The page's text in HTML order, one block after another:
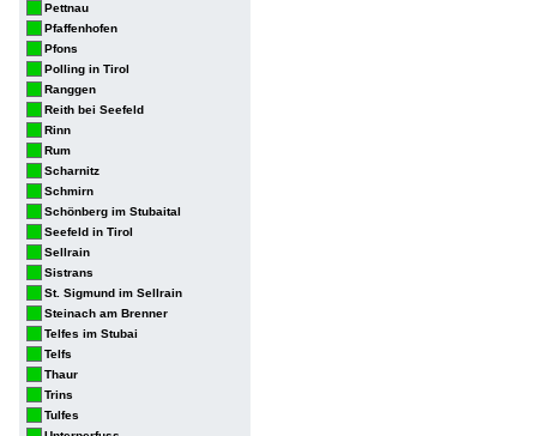
Pettnau
Pfaffenhofen
Pfons
Polling in Tirol
Ranggen
Reith bei Seefeld
Rinn
Rum
Scharnitz
Schmirn
Schönberg im Stubaital
Seefeld in Tirol
Sellrain
Sistrans
St. Sigmund im Sellrain
Steinach am Brenner
Telfes im Stubai
Telfs
Thaur
Trins
Tulfes